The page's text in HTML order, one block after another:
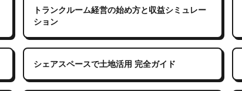
トランクルーム経営の始め方と収益シミュレー
ション
シェアスペースで土地活用 完全ガイド